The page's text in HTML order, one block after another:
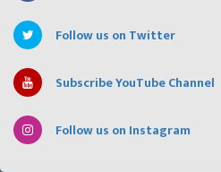
Follow us on Twitter
Subscribe YouTube Channel
Follow us on Instagram